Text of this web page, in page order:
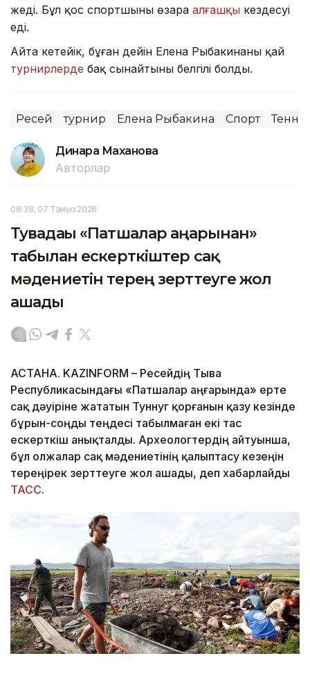
жеңді. Бұл қос спортшының өзара алғашқы кездесуі
еді.
Айта кетейік, бұған дейін Елена Рыбакинаның қай
турнирлерде бақ сынайтыны белгілі болды.
Ресей турнир Елена Рыбакина Спорт
Динара Маханова
Авторлар
08:38, 07 Тамыз 2026
Тувадағы «Патшалар аңғарынан»
табылған ескерткіштер сақ
мәдениетін терең зерттеуге жол
ашады
АСТАНА. KAZINFORM – Ресейдің Тыва
Республикасындағы «Патшалар аңғарында» ерте
сақ дәуіріне жататын Туннуг қорғанын қазу кезінде
бұрын-соңды теңдесі табылмаған екі тас
ескерткіш анықталды. Археологтердің айтуынша,
бұл олжалар сақ мәдениетінің қалыптасу кезеңін
тереңірек зерттеуге жол ашады, деп хабарлайды
ТАСС.